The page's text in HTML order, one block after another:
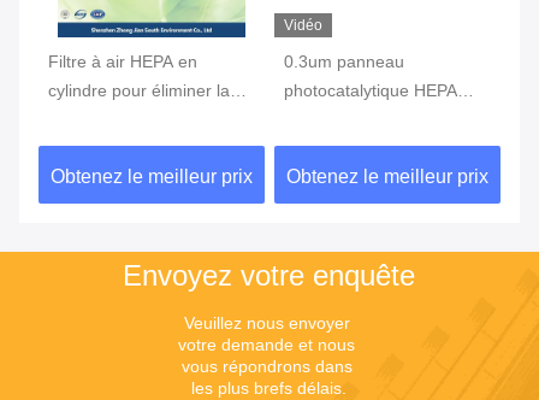
Filtre à air HEPA en
cylindre pour éliminer la
99,9% Efficacité 90Pa
Obtenez le meilleur prix
Vidéo
0.3um panneau
photocatalytique HEPA
galvanisé pour lampe UV
Obtenez le meilleur prix
Envoyez votre enquête
Veuillez nous envoyer
votre demande et nous
vous répondrons dans
les plus brefs délais.